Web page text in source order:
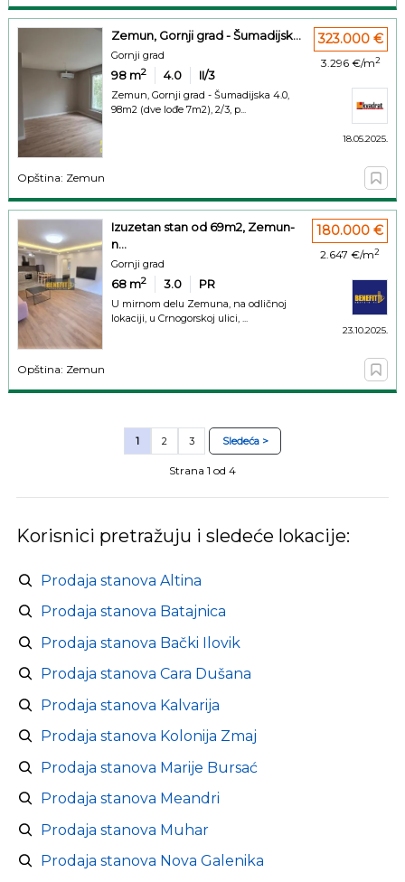
Zemun, Gornji grad - Šumadijsk...
Gornji grad
98 m2 4.0 II/3
Zemun, Gornji grad - Šumadijska 4.0,
98m2 (dve lođe 7m2), 2/3, p...
323.000 €
3.296 €/m2
18.05.2025.
Opština: Zemun
Izuzetan stan od 69m2, Zemun-
n...
Gornji grad
68 m2 3.0 PR
U mirnom delu Zemuna, na odličnoj
lokaciji, u Crnogorskoj ulici, ...
180.000 €
2.647 €/m2
23.10.2025.
Opština: Zemun
1 2 3 Sledeća >
Strana 1 od 4
Korisnici pretražuju i sledeće lokacije:
Prodaja stanova Altina
Prodaja stanova Batajnica
Prodaja stanova Bački Ilovik
Prodaja stanova Cara Dušana
Prodaja stanova Kalvarija
Prodaja stanova Kolonija Zmaj
Prodaja stanova Marije Bursać
Prodaja stanova Meandri
Prodaja stanova Muhar
Prodaja stanova Nova Galenika